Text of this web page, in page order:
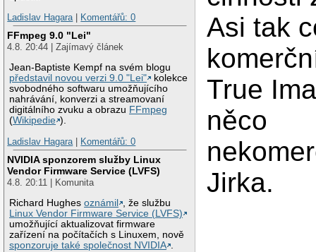
Ladislav Hagara
Komentářů: 0
FFmpeg 9.0 "Lei"
4.8. 20:44 | Zajímavý článek
Jean-Baptiste Kempf na svém blogu
představil novou verzi 9.0 "Lei"
kolekce
svobodného softwaru umožňujícího
nahrávání, konverzi a streamovaní
digitálního zvuku a obrazu FFmpeg
(Wikipedie ).
Ladislav Hagara
Komentářů: 0
NVIDIA sponzorem služby Linux
Vendor Firmware Service (LVFS)
4.8. 20:11 | Komunita
Richard Hughesoznámil
, že službu
Linux Vendor Firmware Service (LVFS)
umožňující aktualizovat firmware
zařízení na počítačích s Linuxem, nově
sponzoruje také společnost NVIDIA .
Asi tak
True
něco
Jirka.